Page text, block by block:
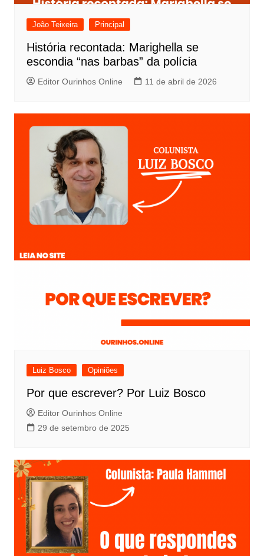
João Teixeira Principal
História recontada: Marighella se
escondia “nas barbas” da polícia
Editor Ourinhos Online 11 de abril de 2026
Luiz Bosco Opiniões
Por que escrever? Por Luiz Bosco
Editor Ourinhos Online
29 de setembro de 2025